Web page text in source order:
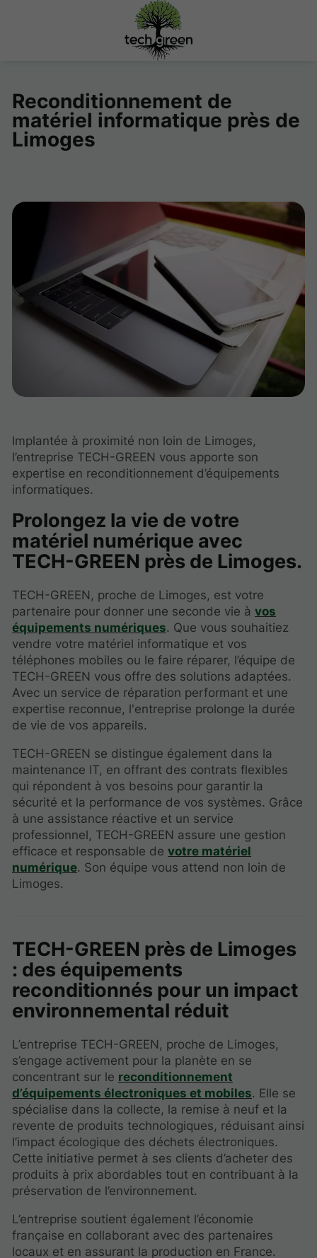
Reconditionnement de
matériel informatique près de
Limoges
Implantée à proximité non loin de Limoges,
l’entreprise TECH-GREEN vous apporte son
expertise en reconditionnement d’équipements
informatiques.
Prolongez la vie de votre
matériel numérique avec
TECH-GREEN près de Limoges.
TECH-GREEN, proche de Limoges, est votre
partenaire pour donner une seconde vie à vos
équipements numériques. Que vous souhaitiez
vendre votre matériel informatique et vos
téléphones mobiles ou le faire réparer, l’équipe de
TECH-GREEN vous offre des solutions adaptées.
Avec un service de réparation performant et une
expertise reconnue, l'entreprise prolonge la durée
de vie de vos appareils.
TECH-GREEN se distingue également dans la
maintenance IT, en offrant des contrats flexibles
qui répondent à vos besoins pour garantir la
sécurité et la performance de vos systèmes. Grâce
à une assistance réactive et un service
professionnel, TECH-GREEN assure une gestion
efficace et responsable de votre matériel
numérique. Son équipe vous attend non loin de
Limoges.
TECH-GREEN près de Limoges
: des équipements
reconditionnés pour un impact
environnemental réduit
L’entreprise TECH-GREEN, proche de Limoges,
s’engage activement pour la planète en se
concentrant sur le reconditionnement
d’équipements électroniques et mobiles. Elle se
spécialise dans la collecte, la remise à neuf et la
revente de produits technologiques, réduisant ainsi
l’impact écologique des déchets électroniques.
Cette initiative permet à ses clients d’acheter des
produits à prix abordables tout en contribuant à la
préservation de l’environnement.
L’entreprise soutient également l’économie
française en collaborant avec des partenaires
locaux et en assurant la production en France.